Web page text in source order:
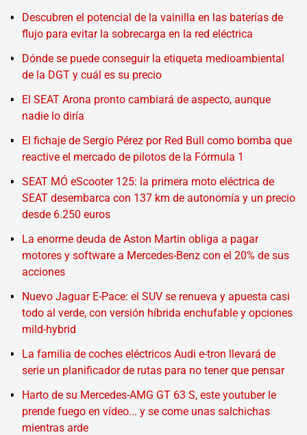
Descubren el potencial de la vainilla en las baterías de
flujo para evitar la sobrecarga en la red eléctrica
Dónde se puede conseguir la etiqueta medioambiental
de la DGT y cuál es su precio
El SEAT Arona pronto cambiará de aspecto, aunque
nadie lo diría
El fichaje de Sergio Pérez por Red Bull como bomba que
reactive el mercado de pilotos de la Fórmula 1
SEAT MÓ eScooter 125: la primera moto eléctrica de
SEAT desembarca con 137 km de autonomía y un precio
desde 6.250 euros
La enorme deuda de Aston Martin obliga a pagar
motores y software a Mercedes-Benz con el 20% de sus
acciones
Nuevo Jaguar E-Pace: el SUV se renueva y apuesta casi
todo al verde, con versión híbrida enchufable y opciones
mild-hybrid
La familia de coches eléctricos Audi e-tron llevará de
serie un planificador de rutas para no tener que pensar
Harto de su Mercedes-AMG GT 63 S, este youtuber le
prende fuego en vídeo... y se come unas salchichas
mientras arde